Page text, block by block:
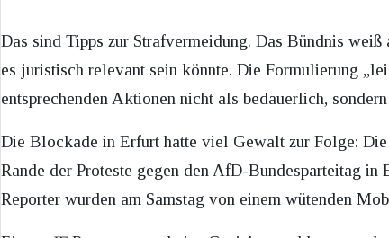
Das sind Tipps zur Strafvermeidung. Das Bündnis
es juristisch relevant sein könnte. Die Formulierung
entsprechenden Aktionen nicht als bedauerlich,
Die Blockade in Erfurt hatte viel Gewalt zur Folge:
Rande der Proteste gegen den AfD-Bundesparteitag
Reporter wurden am Samstag von einem wütenden